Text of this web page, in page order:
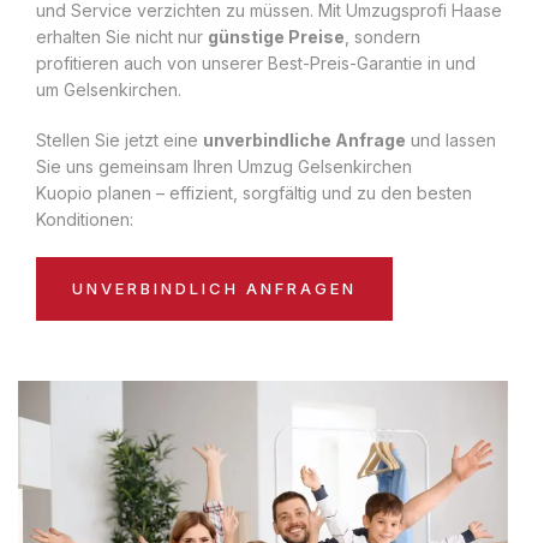
und Service verzichten zu müssen. Mit Umzugsprofi Haase
erhalten Sie nicht nur günstige Preise , sondern
profitieren auch von unserer Best-Preis-Garantie in und
um Gelsenkirchen.
Stellen Sie jetzt eine unverbindliche Anfrage und lassen
Sie uns gemeinsam Ihren Umzug Gelsenkirchen
Kuopio planen – effizient, sorgfältig und zu den besten
Konditionen:
UNVERBINDLICH ANFRAGEN